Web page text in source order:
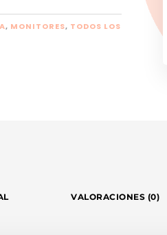
, MONITORES, TODOS LOS
VALORACIONES (0)